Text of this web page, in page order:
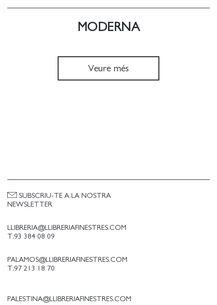
Data edició [ASC]
MODERNA
Veure més
LLIBRERIA@LLIBRERIAFINESTRES.COM
T.93 384 08 09
PALAMOS@LLIBRERIAFINESTRES.COM
T.97 213 18 70
PALESTINA@LLIBRERIAFINESTRES.COM
SUBSCRIU-TE A LA NOSTRA
NEWSLETTER